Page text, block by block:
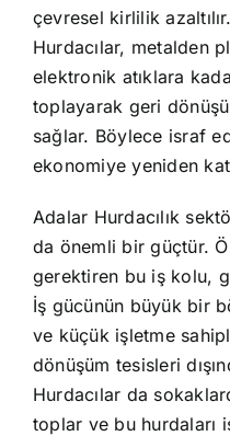
çevresel kirlilik
Hurdacılar, metalden
elektronik atıklara
toplayarak geri
sağlar. Böylece israf
ekonomiye yeniden
Adalar Hurdacılık
da önemli bir güçtür.
gerektiren bu iş kolu,
İş gücünün büyük bir
ve küçük işletme
dönüşüm tesisleri
Hurdacılar da
toplar ve bu hurdaları